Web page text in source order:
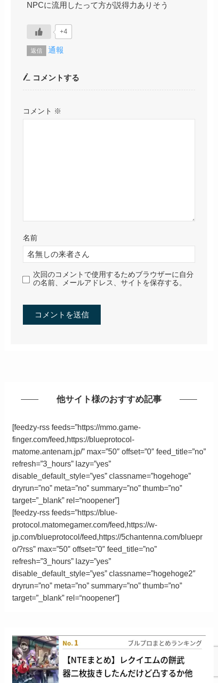
NPCに流用したって方が説得力ありそう
+4
返信 通報
コメントする
コメント ※
名前
次回のコメントで使用するためブラウザーに自分
の名前、メールアドレス、サイトを保存する。
他サイト様のおすすめ記事
[feedzy-rss feeds=”https://mmo.game-
finger.com/feed,https://blueprotocol-
matome.antenam.jp/” max=”50″ offset=”0″ feed_title=”no”
refresh=”3_hours” lazy=”yes”
disable_default_style=”yes” classname=”hogehoge”
dryrun=”no” meta=”no” summary=”no” thumb=”no”
target=”_blank” rel=“noopener”]
[feedzy-rss feeds=”https://blue-
protocol.matomegamer.com/feed,https://w-
jp.com/blueprotocol/feed,https://5chantenna.com/bluepr
o/?rss” max=”50″ offset=”0″ feed_title=”no”
refresh=”3_hours” lazy=”yes”
disable_default_style=”yes” classname=”hogehoge2″
dryrun=”no” meta=”no” summary=”no” thumb=”no”
target=”_blank” rel=“noopener”]